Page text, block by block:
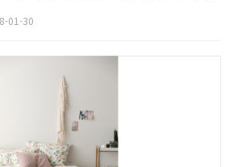
품을 전달받는다. 일상에 필요한 물품이라면 정
01-30